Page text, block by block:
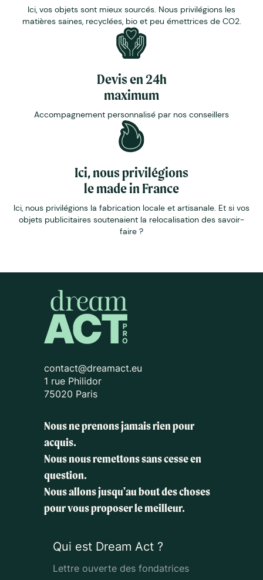
Ici, vos objets sont mieux sourcés. Nous privilégions les
matières saines, recyclées, bio et peu émettrices de CO2.
Devis en 24h
maximum
Accompagnement personnalisé par nos conseillers
Ici, nous privilégions
le made in France
Ici, nous privilégions la fabrication locale et artisanale. Et si vos
objets publicitaires soutenaient la relocalisation des savoir-
faire ?
contact@dreamact.eu
1 rue Philidor
75020 Paris
Nous ne prenons jamais rien pour
acquis.
Nous nous remettons sans cesse en
question.
Nous allons jusqu'au bout des choses
pour vous proposer le meilleur.
Qui est Dream Act ?
Lettre ouverte des fondatrices